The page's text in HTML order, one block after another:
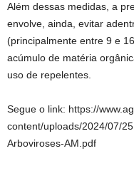
Além dessas medidas, a
envolve, ainda, evitar
(principalmente entre 9 e
acúmulo de matéria
uso de repelentes.
Segue o link: https://
content/uploads/2024/07/
Arboviroses-AM.pdf